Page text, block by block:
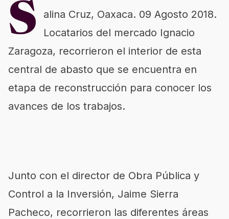
S
alina Cruz, Oaxaca. 09 Agosto 2018.
Locatarios del mercado Ignacio
Zaragoza, recorrieron el interior de esta
central de abasto que se encuentra en
etapa de reconstrucción para conocer los
avances de los trabajos.
Junto con el director de Obra Pública y
Control a la Inversión, Jaime Sierra
Pacheco, recorrieron las diferentes áreas